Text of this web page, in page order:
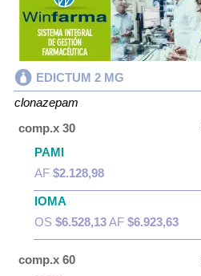
EDICTUM 2 MG
clonazepam
comp.x 30
PAMI
AF $2.128,98
IOMA
OS $6.528,13AF $6.923,63
comp.x 60